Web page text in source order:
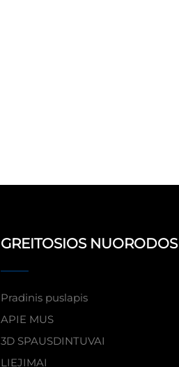
GREITOSIOS NUORODOS
Pradinis puslapis
APIE MUS
3D SPAUSDINTUVAI
LIEJIMAI